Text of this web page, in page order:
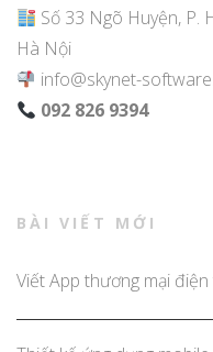
Số 33 Ngõ Huyện, P.
Hà Nội
info@skynet-
092 826 9394
BÀI VIẾT MỚI
Viết App thương mại